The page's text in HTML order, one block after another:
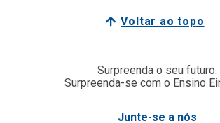
Voltar ao topo
Surpreenda o seu futuro.
Surpreenda-se com o Ensino
Junte-se a nós